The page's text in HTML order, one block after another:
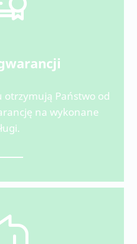
otrzymują Państwo od
na wykonane